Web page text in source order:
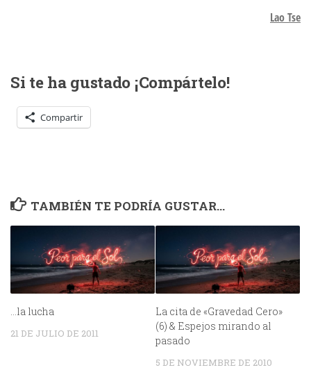
Lao Tse
Si te ha gustado ¡Compártelo!
Compartir
TAMBIÉN TE PODRÍA GUSTAR...
…la lucha
21 DE JULIO DE 2011
La cita de «Gravedad Cero»
(6) & Espejos mirando al
pasado
5 DE NOVIEMBRE DE 2010